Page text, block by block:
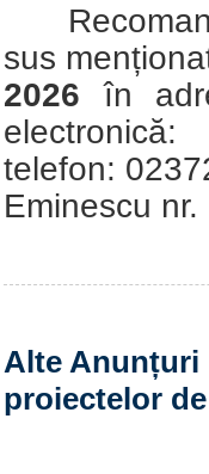
sus
2026în
telefon:
Eminescu
Alte Anunțuri
proiectelor